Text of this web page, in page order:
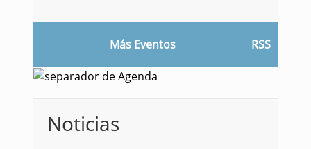
Más Eventos RSS
Noticias